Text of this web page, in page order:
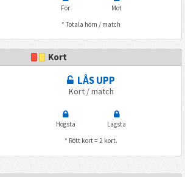
För
Mot
* Totala hörn / match
Kort
LÅS UPP
Kort / match
Högsta
Lägsta
* Rött kort = 2 kort.